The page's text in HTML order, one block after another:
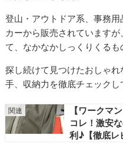
登山・アウトドア系、事務
カーから販売されています
て、なかなかしっくりくるも
探し続けて見つけたおしゃ
手、収納力を徹底チェックし
【ワークマ
コレ！激安
利♪【徹底レ